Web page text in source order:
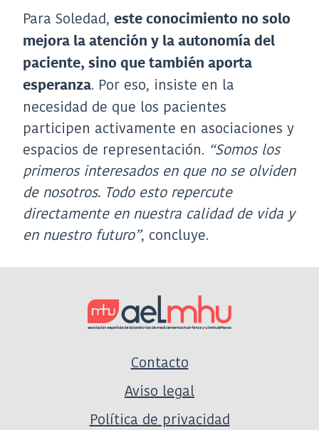
Para Soledad, este conocimiento no solo
mejora la atención y la autonomía del
paciente, sino que también aporta
esperanza. Por eso, insiste en la
necesidad de que los pacientes
participen activamente en asociaciones y
espacios de representación. “Somos los
primeros interesados en que no se olviden
de nosotros. Todo esto repercute
directamente en nuestra calidad de vida y
en nuestro futuro”, concluye.
Contacto
Aviso legal
Política de privacidad